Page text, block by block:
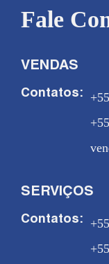
Fale
VENDAS
Contatos:
SERVIÇOS
Contatos: